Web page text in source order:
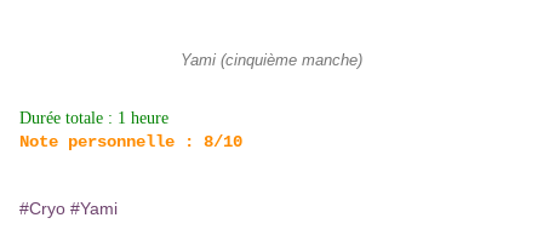
Yami (cinquième manche)
Durée totale : 1 heure
Note personnelle : 8/10
#Cryo #Yami